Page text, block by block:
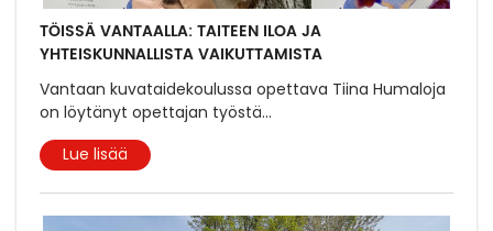
TÖISSÄ VANTAALLA: TAITEEN ILOA JA
YHTEISKUNNALLISTA VAIKUTTAMISTA
Vantaan kuvataidekoulussa opettava Tiina Humaloja
on löytänyt opettajan työstä...
Lue lisää